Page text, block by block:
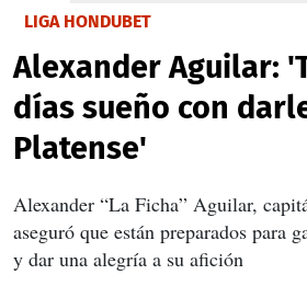
LIGA HONDUBET
Alexander Aguilar:
días sueño con
Platense'
Alexander “La Ficha” Aguilar,
aseguró que están preparados para
y dar una alegría a su afición